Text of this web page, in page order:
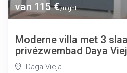
van 115 €/night
Moderne villa met 3
privézwembad Daya
Daga Vieja